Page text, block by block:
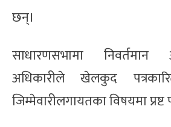
छन्।
साधारणसभामा निवर्तमान
अधिकारीले खेलकुद
जिम्मेवारीलगायतका विषयमा प्रष्ट